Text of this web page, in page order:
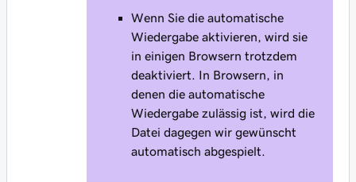
Wenn Sie die automatische
Wiedergabe aktivieren, wird sie
in einigen Browsern trotzdem
deaktiviert. In Browsern, in
denen die automatische
Wiedergabe zulässig ist, wird die
Datei dagegen wir gewünscht
automatisch abgespielt.